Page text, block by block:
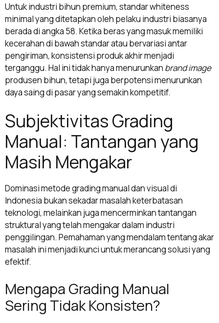
Untuk industri bihun premium, standar whiteness
minimal yang ditetapkan oleh pelaku industri biasanya
berada di angka 58. Ketika beras yang masuk memiliki
kecerahan di bawah standar atau bervariasi antar
pengiriman, konsistensi produk akhir menjadi
terganggu. Hal ini tidak hanya menurunkan brand image
produsen bihun, tetapi juga berpotensi menurunkan
daya saing di pasar yang semakin kompetitif.
Subjektivitas Grading
Manual: Tantangan yang
Masih Mengakar
Dominasi metode grading manual dan visual di
Indonesia bukan sekadar masalah keterbatasan
teknologi, melainkan juga mencerminkan tantangan
struktural yang telah mengakar dalam industri
penggilingan. Pemahaman yang mendalam tentang akar
masalah ini menjadi kunci untuk merancang solusi yang
efektif.
Mengapa Grading Manual
Sering Tidak Konsisten?